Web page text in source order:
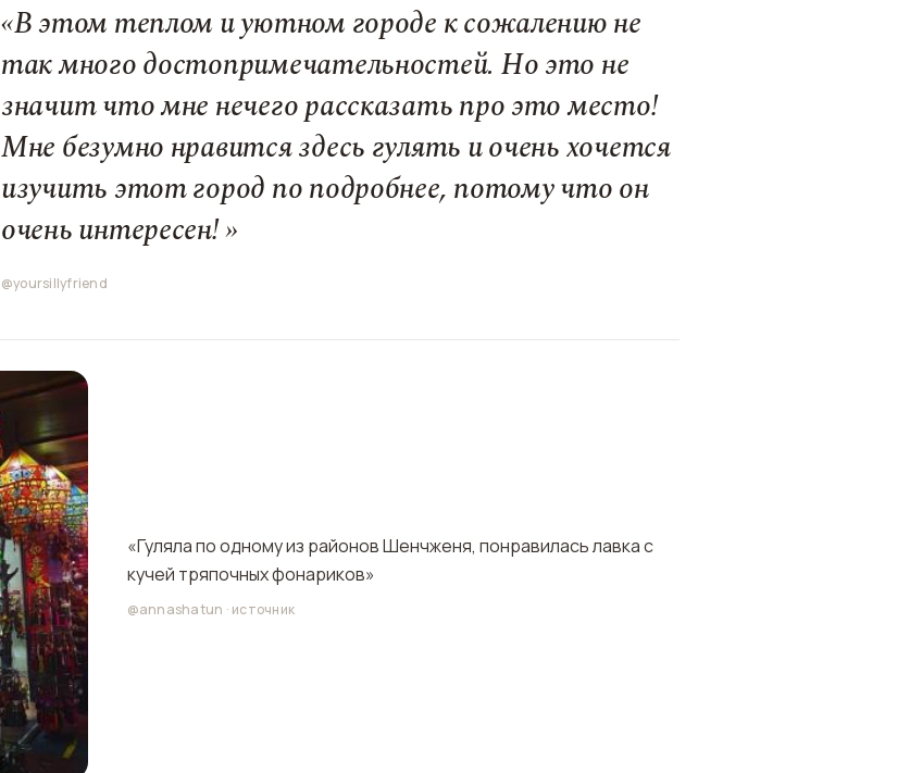
«В этом теплом и уютном городе к сожалению не
так много достопримечательностей. Но это не
значит что мне нечего рассказать про это место!
Мне безумно нравится здесь гулять и очень хочется
изучить этот город по подробнее, потому что он
очень интересен! »
@yoursillyfriend
«Гуляла по одному из районов Шенчженя, понравилась лавка с
кучей тряпочных фонариков»
@annashatun · источник